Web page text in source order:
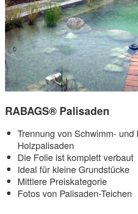
RABAGS® Palisaden
Trennung von Schwimm- und
Holzpalisaden
Die Folie ist komplett verbaut
Ideal für kleine Grundstücke
Mittlere Preiskategorie
Fotos von Palisaden-Teichen